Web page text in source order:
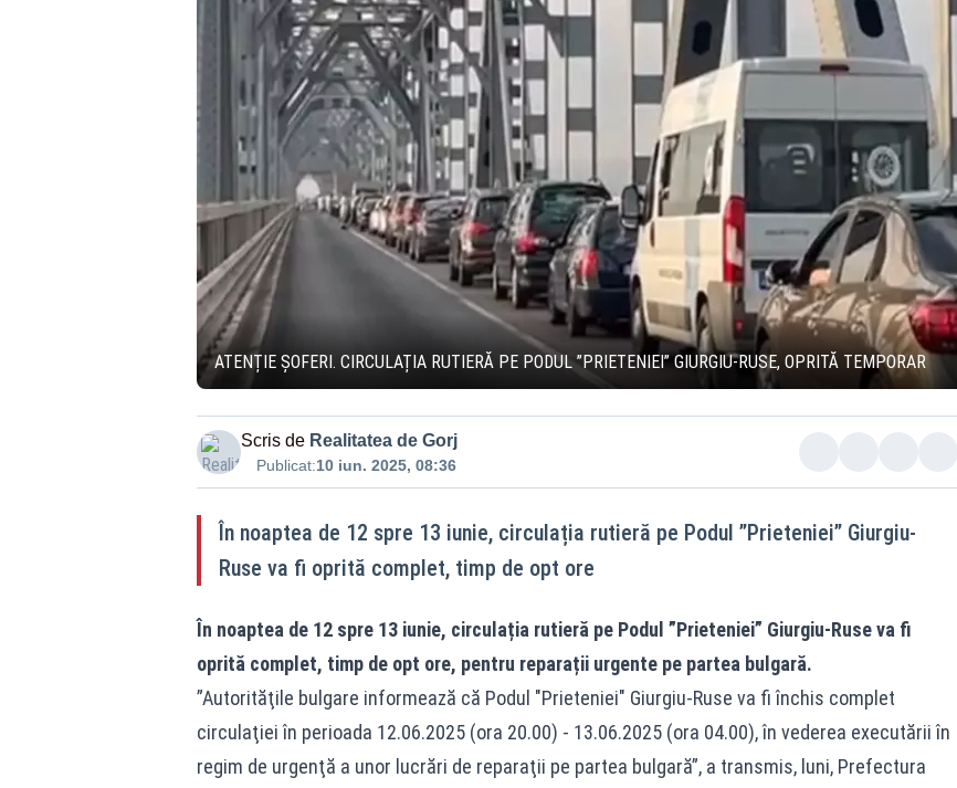
ATENȚIE ȘOFERI. CIRCULAȚIA RUTIERĂ PE PODUL ”PRIETENIEI” GIURGIU-RUSE, OPRITĂ TEMPORAR
Scris de Realitatea de Gorj
Publicat:10 iun. 2025, 08:36
În noaptea de 12 spre 13 iunie, circulația rutieră pe Podul ”Prieteniei” Giurgiu-
Ruse va fi oprită complet, timp de opt ore
În noaptea de 12 spre 13 iunie, circulația rutieră pe Podul ”Prieteniei” Giurgiu-Ruse va fi
oprită complet, timp de opt ore, pentru reparații urgente pe partea bulgară.
”Autorităţile bulgare informează că Podul "Prieteniei" Giurgiu-Ruse va fi închis complet
circulaţiei în perioada 12.06.2025 (ora 20.00) - 13.06.2025 (ora 04.00), în vederea executării în
regim de urgenţă a unor lucrări de reparaţii pe partea bulgară”, a transmis, luni, Prefectura